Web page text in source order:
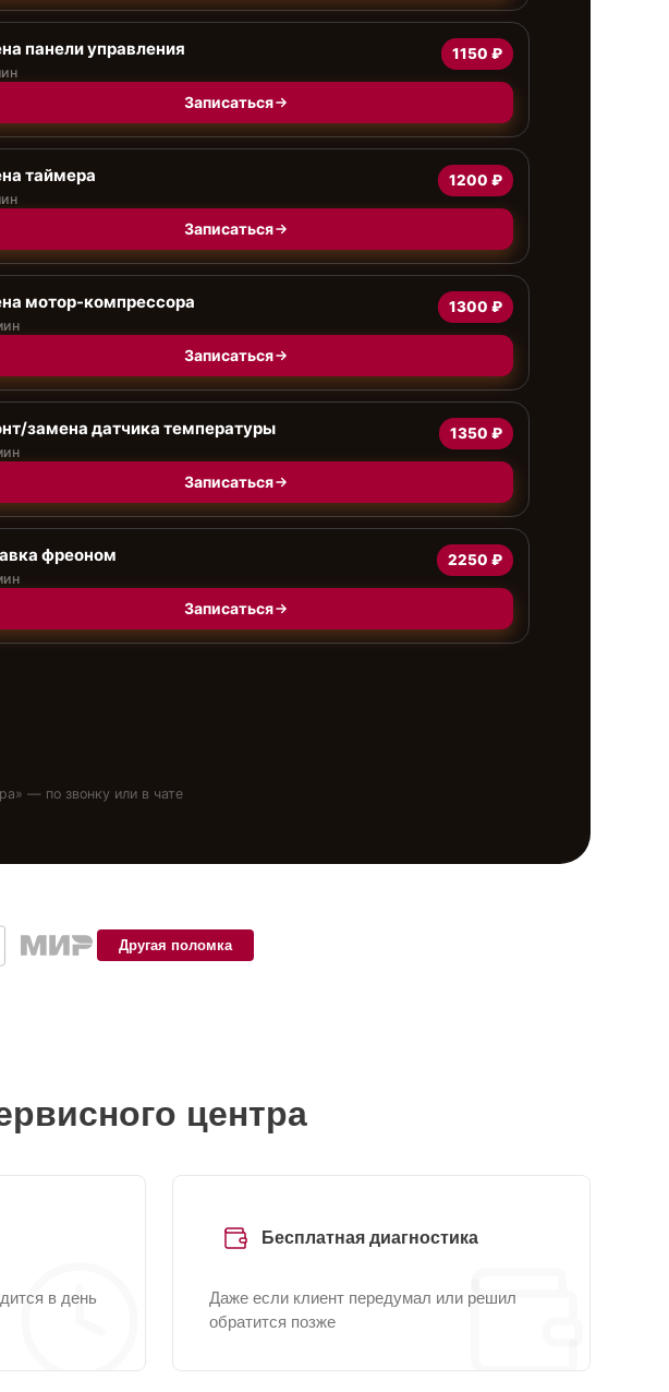
панели управления 1150 ₽
Записаться
таймера 1200 ₽
Записаться
мотор-компрессора 1300 ₽
Записаться
замена датчика температуры 1350 ₽
Записаться
фреоном 2250 ₽
Записаться
» — по звонку или в чате
Другая поломка
центра
в день
Бесплатная диагностика
Даже если клиент передумал или решил
обратится позже